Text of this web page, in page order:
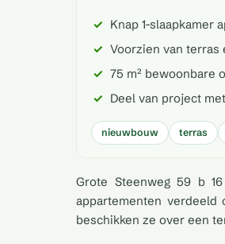
Knap 1-slaapkamer
Voorzien van terras
75 m² bewoonbare
Deel van project
nieuwbouw terras
Grote Steenweg 59 b
appartementen verdeeld
beschikken ze over een